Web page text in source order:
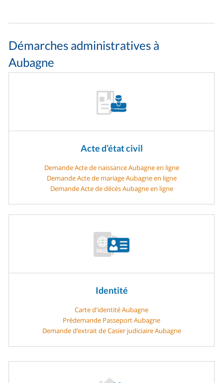
Démarches administratives à
Aubagne
Acte d’état civil
Demande Acte de naissance Aubagne en ligne
Demande Acte de mariage Aubagne en ligne
Demande Acte de décès Aubagne en ligne
Identité
Carte d'identité Aubagne
Prédemande Passeport Aubagne
Demande d’extrait de Casier judiciaire Aubagne